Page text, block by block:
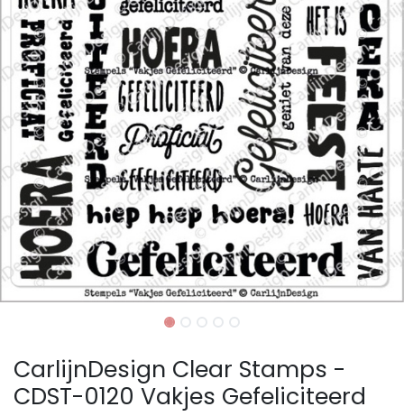
CarlijnDesign Clear Stamps -
CDST-0120 Vakjes Gefeliciteerd